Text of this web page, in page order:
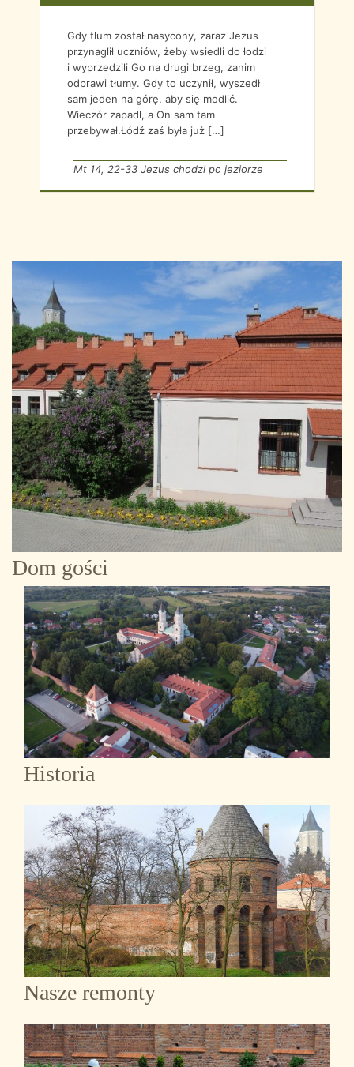
Gdy tłum został nasycony, zaraz Jezus
przynaglił uczniów, żeby wsiedli do łodzi
i wyprzedzili Go na drugi brzeg, zanim
odprawi tłumy. Gdy to uczynił, wyszedł
sam jeden na górę, aby się modlić.
Wieczór zapadł, a On sam tam
przebywał.Łódź zaś była już […]
Mt 14, 22-33 Jezus chodzi po jeziorze
Dom gości
Historia
Nasze remonty